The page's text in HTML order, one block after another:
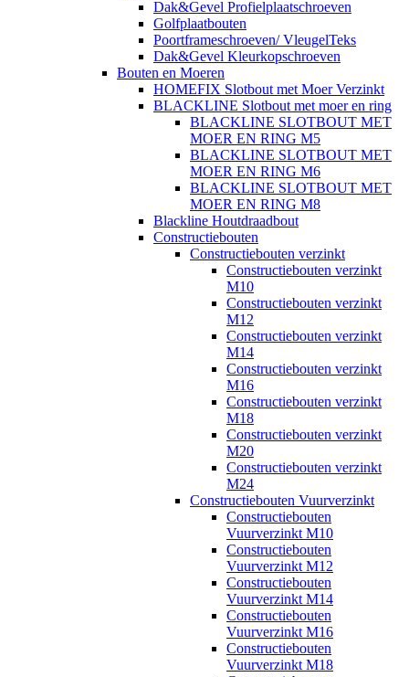
Dak&Gevel Profielplaatschroeven
Golfplaatbouten
Poortframeschroeven/ VleugelTeks
Dak&Gevel Kleurkopschroeven
Bouten en Moeren
HOMEFIX Slotbout met Moer Verzinkt
BLACKLINE Slotbout met moer en ring
BLACKLINE SLOTBOUT MET
MOER EN RING M5
BLACKLINE SLOTBOUT MET
MOER EN RING M6
BLACKLINE SLOTBOUT MET
MOER EN RING M8
Blackline Houtdraadbout
Constructiebouten
Constructiebouten verzinkt
Constructiebouten verzinkt
M10
Constructiebouten verzinkt
M12
Constructiebouten verzinkt
M14
Constructiebouten verzinkt
M16
Constructiebouten verzinkt
M18
Constructiebouten verzinkt
M20
Constructiebouten verzinkt
M24
Constructiebouten Vuurverzinkt
Constructiebouten
Vuurverzinkt M10
Constructiebouten
Vuurverzinkt M12
Constructiebouten
Vuurverzinkt M14
Constructiebouten
Vuurverzinkt M16
Constructiebouten
Vuurverzinkt M18